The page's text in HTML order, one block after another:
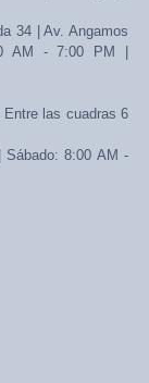
34 | Av. Angamos
AM - 7:00 PM |
Entre las cuadras 6
8:00 AM -